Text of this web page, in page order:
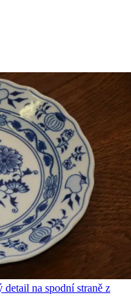
detail na spodní straně z